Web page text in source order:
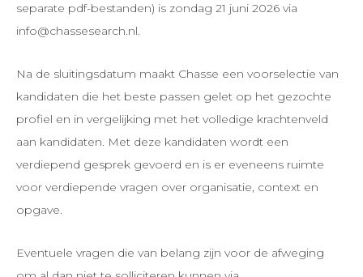
separate pdf-bestanden) is zondag 21 juni 2026 via
info@chassesearch.nl.
Na de sluitingsdatum maakt Chasse een voorselectie van
kandidaten die het beste passen gelet op het gezochte
profiel en in vergelijking met het volledige krachtenveld
aan kandidaten. Met deze kandidaten wordt een
verdiepend gesprek gevoerd en is er eveneens ruimte
voor verdiepende vragen over organisatie, context en
opgave.
Eventuele vragen die van belang zijn voor de afweging